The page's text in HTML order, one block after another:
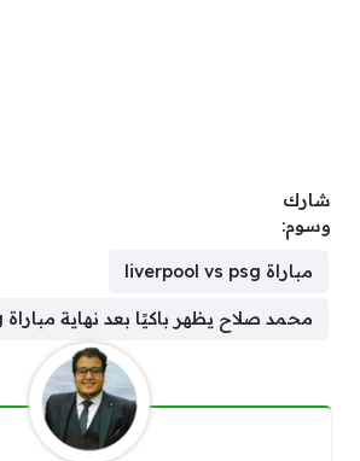
شارك
وسوم:
مباراة liverpool vs psg
محمد صلاح يظهر باكيًا بعد نهاية مباراة liverpool vs psg